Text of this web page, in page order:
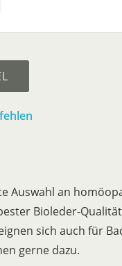
Auswahl an
Bioleder-
sich auch für
gerne dazu.